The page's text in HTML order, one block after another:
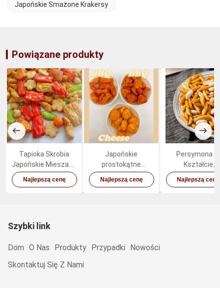
Japońskie Smażone Krakersy
Powiązane produkty
Tapioka Skrobia
Japońskie Mieszane
Krakersy Ryżowe
Kolorowe Mieszane
Najlepszą cenę
Japońskie
prostokątne
smażone
ciasteczka ryżowe
Najlepszą cenę
Persymona W
Kształcie
Japońskich
Krakersów
Najlepszą cenę
Szybki link
Dom O Nas Produkty Przypadki
Nowości
Skontaktuj Się Z Nami